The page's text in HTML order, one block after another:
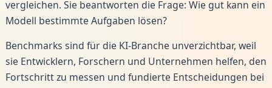
vergleichen. Sie beantworten die Frage: Wie gut kann ein
Modell bestimmte Aufgaben lösen?
Benchmarks sind für die KI-Branche unverzichtbar, weil
sie Entwicklern, Forschern und Unternehmen helfen, den
Fortschritt zu messen und fundierte Entscheidungen bei